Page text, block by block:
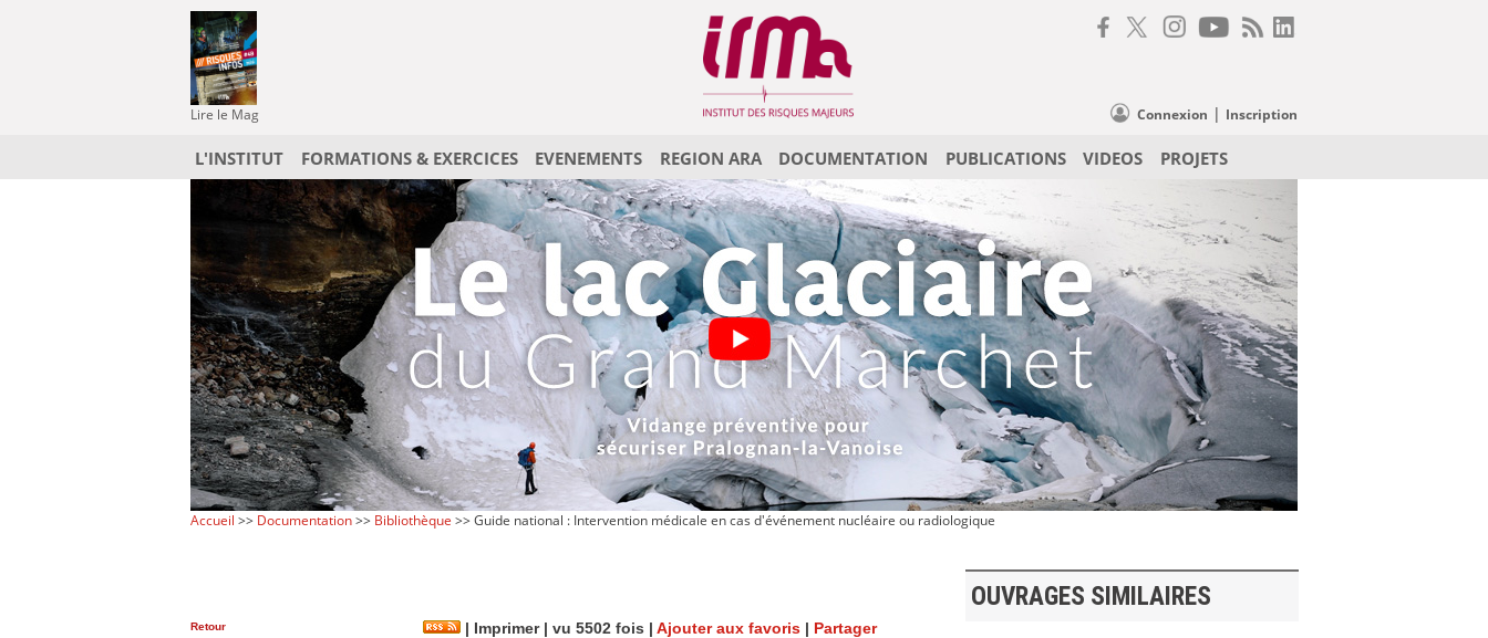
Lire le Mag Connexion | Inscription
L'INSTITUT FORMATIONS & EXERCICES EVENEMENTS REGION ARA DOCUMENTATION PUBLICATIONS VIDEOS PROJETS
Accueil >> Documentation>> Bibliothèque >> Guide national : Intervention médicale en cas d'événement nucléaire ou radiologique
Retour Imprimer| vu 5502 fois | Ajouter aux favoris Partager
OUVRAGES SIMILAIRES